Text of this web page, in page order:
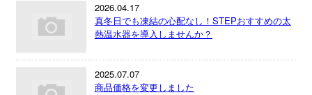
2026.04.17
真冬日でも凍結の心配なし！STEPおすすめの太
熱温水器を導入しませんか？
2025.07.07
商品価格を変更しました